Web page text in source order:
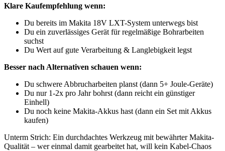
Klare Kaufempfehlung wenn:
Du bereits im Makita 18V LXT-System unterwegs bist
Du ein zuverlässiges Gerät für regelmäßige Bohrarbeiten
suchst
Du Wert auf gute Verarbeitung & Langlebigkeit legst
Besser nach Alternativen schauen wenn:
Du schwere Abbrucharbeiten planst (dann 5+ Joule-Geräte)
Du nur 1-2x pro Jahr bohrst (dann reicht ein günstiger
Einhell)
Du noch keine Makita-Akkus hast (dann ein Set mit Akkus
kaufen)
Unterm Strich: Ein durchdachtes Werkzeug mit bewährter Makita-
Qualität – wer einmal damit gearbeitet hat, will kein Kabel-Chaos